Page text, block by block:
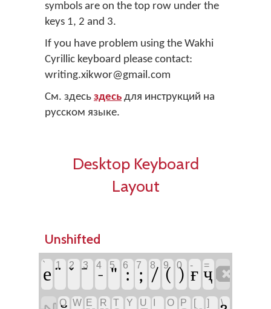
symbols are on the top row under the
keys 1, 2 and 3.
If you have problem using the Wakhi
Cyrillic keyboard please contact:
writing.xikwor@gmail.com
См. здесь здесь для инструкций на
русском языке.
Desktop Keyboard
Layout
Unshifted
`е 1 2 3 4
- 5
" 6: 7; 8
/ 9
( 0
) -ғ =
ҷ
Q W E R T Y U O P [ ] \